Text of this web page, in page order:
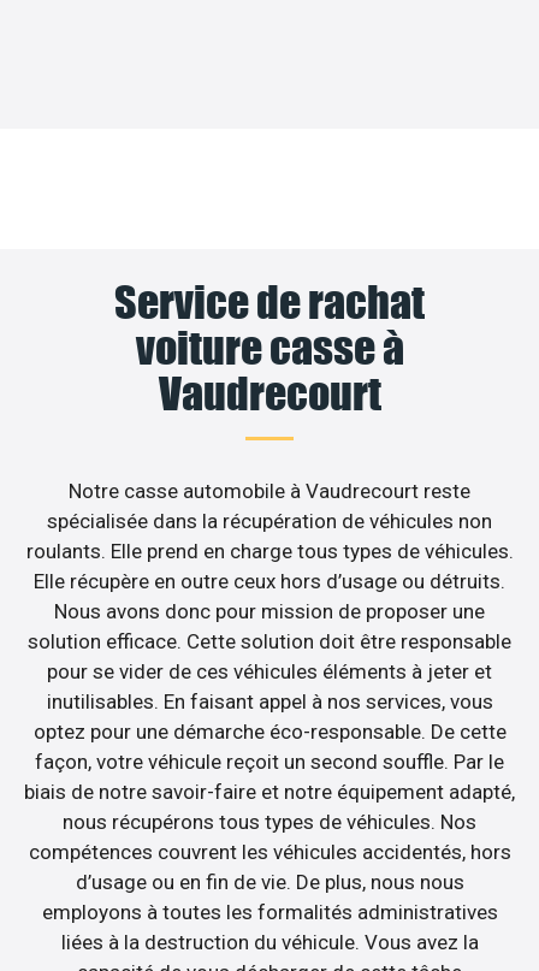
Service de rachat
voiture casse à
Vaudrecourt
Notre casse automobile à Vaudrecourt reste
spécialisée dans la récupération de véhicules non
roulants. Elle prend en charge tous types de véhicules.
Elle récupère en outre ceux hors d’usage ou détruits.
Nous avons donc pour mission de proposer une
solution efficace. Cette solution doit être responsable
pour se vider de ces véhicules éléments à jeter et
inutilisables. En faisant appel à nos services, vous
optez pour une démarche éco-responsable. De cette
façon, votre véhicule reçoit un second souffle. Par le
biais de notre savoir-faire et notre équipement adapté,
nous récupérons tous types de véhicules. Nos
compétences couvrent les véhicules accidentés, hors
d’usage ou en fin de vie. De plus, nous nous
employons à toutes les formalités administratives
liées à la destruction du véhicule. Vous avez la